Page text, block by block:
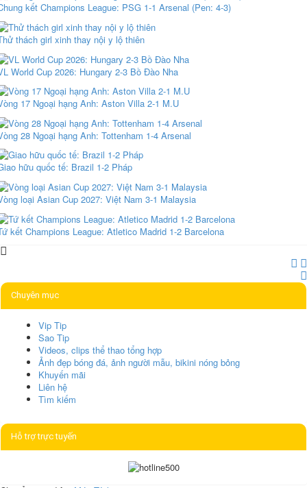
kết Champions League: PSG 1-1 Arsenal (Pen: 4-3)
thách girl xinh thay nội y lộ thiên
World Cup 2026: Hungary 2-3 Bồ Đào Nha
17 Ngoại hạng Anh: Aston Villa 2-1 M.U
28 Ngoại hạng Anh: Tottenham 1-4 Arsenal
hữu quốc tế: Brazil 1-2 Pháp
loại Asian Cup 2027: Việt Nam 3-1 Malaysia
kết Champions League: Atletico Madrid 1-2 Barcelona
Chuyên mục
Vip Tip
Sao Tip
Videos, clips thể thao tổng hợp
Ảnh đẹp bóng đá, ảnh người mẫu, bikini nóng bỏng
Khuyến mãi
Liên hệ
Tìm kiếm
Hỗ trợ trực tuyến